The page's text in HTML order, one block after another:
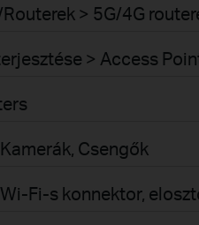
> 5G/4G
> Access
Csengők
Fi-s konnektor,